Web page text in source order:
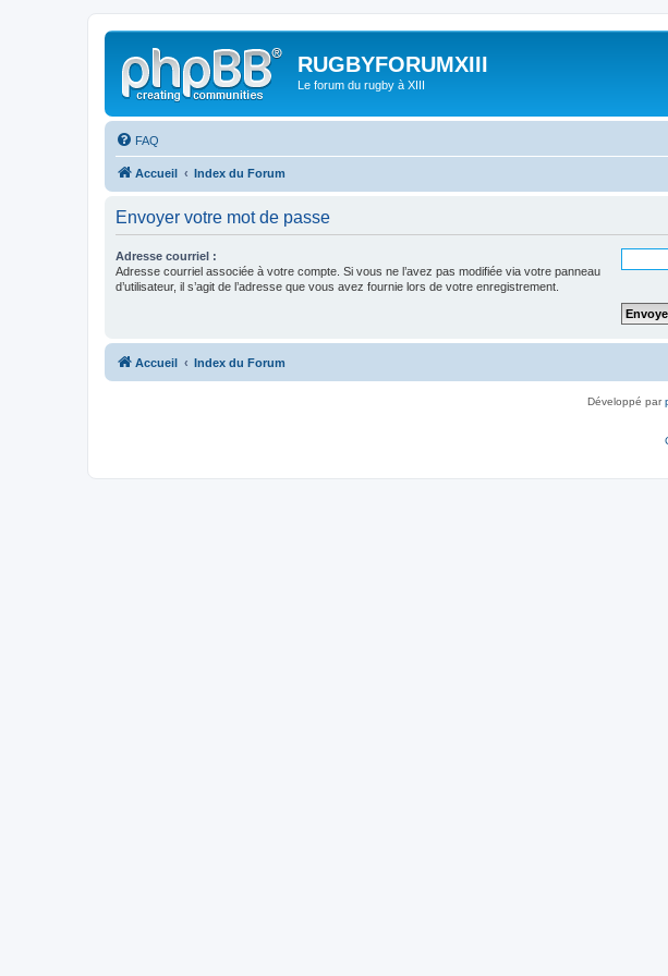
RUGBYFORUMXIII
Le forum du rugby à XIII
FAQ
Accueil Index du Forum
Envoyer votre mot de passe
Adresse courriel :
Adresse courriel associée à votre compte. Si vous ne l’avez pas modifiée via votre panneau
d’utilisateur, il s’agit de l’adresse que vous avez fournie lors de votre enregistrement.
Accueil Index du Forum
Développé par